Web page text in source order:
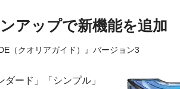
アップで新機能を追加
（クオリアガイド）』バージョン3
ダード」「シンプル」